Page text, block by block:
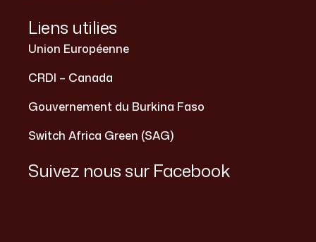
Liens utilies
Union Européenne
CRDI – Canada
Gouvernement du Burkina Faso
Switch Africa Green (SAG)
Suivez nous sur Facebook